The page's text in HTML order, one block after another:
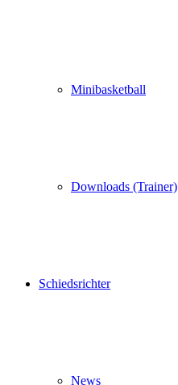
Minibasketball
Downloads (Trainer)
Schiedsrichter
News